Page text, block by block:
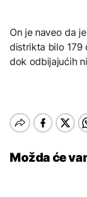
On je naveo da
distrikta bilo 179
dok odbijajućih
Možda će